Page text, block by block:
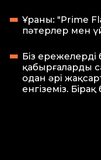
Ұраны: "Prime
пәтерлер мен
Біз ережелерді
қабырғаларды
одан әрі
енгіземіз.